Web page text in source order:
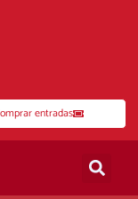
entradas